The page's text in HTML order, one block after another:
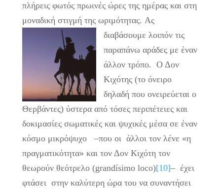
πλήρεις φωτός πρωινές ώρες της ημέρας και στη
μοναδική στιγμή της ωριμότητας. Ας
διαβάσουμε λοιπόν τις
παραπάνω αράδες με έναν
άλλον τρόπο. Ο Δον
Κιχότης (το όνειρο
δηλαδή που ονειρεύεται ο
Θερβάντες) ύστερα από τόσες περιπέτειες και
δοκιμασίες σωματικές και ψυχικές μέσα σε έναν
κόσμο μικρόψυχο –που οι άλλοι τον λένε «η
πραγματικότητα» και τον Δον Κιχότη τον
θεωρούν θεότρελο (grandísimo loco)[10]– έχει
φτάσει στην καλύτερη ώρα του να συναντήσει